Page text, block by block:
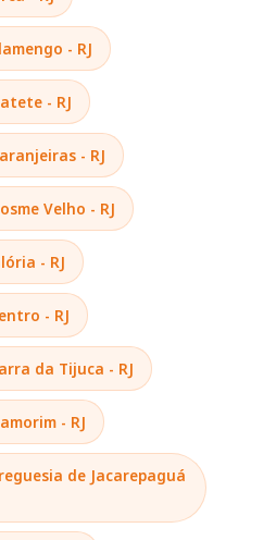
- RJ
- RJ
- RJ
Velho - RJ
- RJ
- RJ
da Tijuca - RJ
- RJ
de Jacarepaguá